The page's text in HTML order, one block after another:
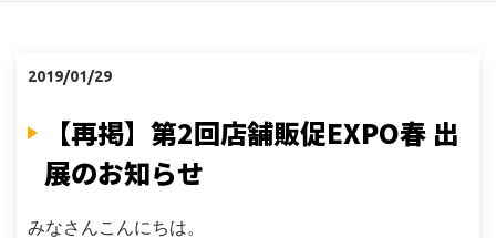
2019/01/29
【再掲】第2回店舗販促EXPO春 出
展のお知らせ
みなさんこんにちは。